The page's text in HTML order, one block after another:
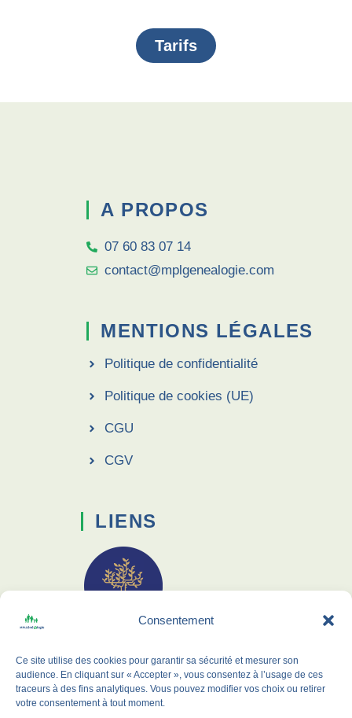
Consentement
Ce site utilise des cookies pour garantir sa sécurité et mesurer son
audience. En cliquant sur « Accepter », vous consentez à l’usage de ces
traceurs à des fins analytiques. Vous pouvez modifier vos choix ou retirer
votre consentement à tout moment.
Tarifs
A PROPOS
07 60 83 07 14
contact@mplgenealogie.com
MENTIONS LÉGALES
Politique de confidentialité
Politique de cookies (UE)
CGU
CGV
LIENS
CLG Formation
Archives 38